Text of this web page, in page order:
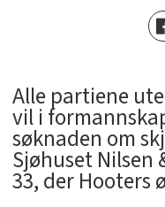
Alle partiene
vil i
søknaden om
Sjøhuset Nilsen
33, der Hooters